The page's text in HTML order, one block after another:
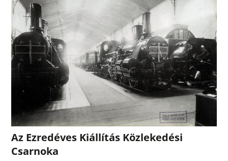
Az Ezredéves Kiállítás Közlekedési
Csarnoka